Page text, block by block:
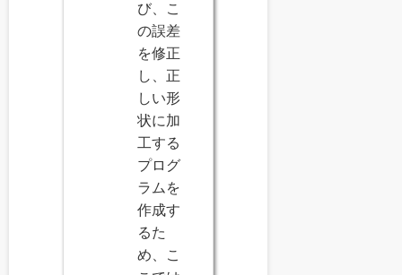
び、こ
の誤差
を修正
し、正
しい形
状に加
工する
プログ
ラムを
作成す
るた
め、こ